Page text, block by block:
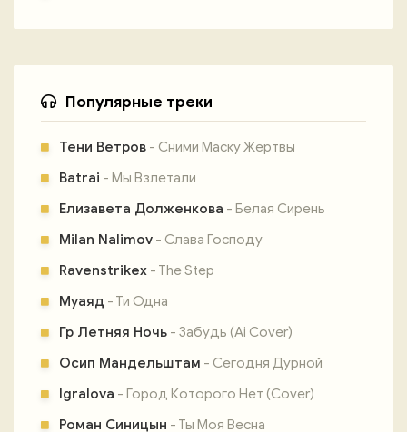
Популярные треки
Тени Ветров - Сними Маску Жертвы
Batrai - Мы Взлетали
Елизавета Долженкова - Белая Сирень
Milan Nalimov - Слава Господу
Ravenstrikex - The Step
Муаяд - Ти Одна
Гр Летняя Ночь - Забудь (Ai Cover)
Осип Мандельштам - Сегодня Дурной
Igralova - Город Которого Нет (Cover)
Роман Синицын - Ты Моя Весна